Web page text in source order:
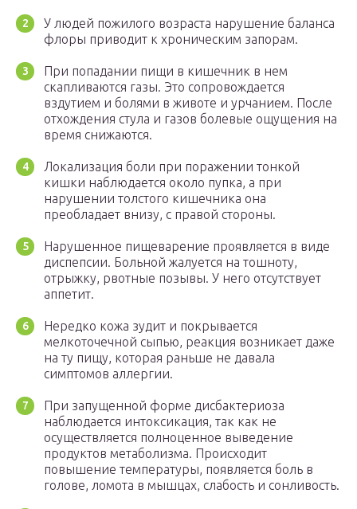
У людей пожилого возраста нарушение баланса
флоры приводит к хроническим запорам.
При попадании пищи в кишечник в нем
скапливаются газы. Это сопровождается
вздутием и болями в животе и урчанием. После
отхождения стула и газов болевые ощущения на
время снижаются.
Локализация боли при поражении тонкой
кишки наблюдается около пупка, а при
нарушении толстого кишечника она
преобладает внизу, с правой стороны.
Нарушенное пищеварение проявляется в виде
диспепсии. Больной жалуется на тошноту,
отрыжку, рвотные позывы. У него отсутствует
аппетит.
Нередко кожа зудит и покрывается
мелкоточечной сыпью, реакция возникает даже
на ту пищу, которая раньше не давала
симптомов аллергии.
При запущенной форме дисбактериоза
наблюдается интоксикация, так как не
осуществляется полноценное выведение
продуктов метаболизма. Происходит
повышение температуры, появляется боль в
голове, ломота в мышцах, слабость и сонливость.